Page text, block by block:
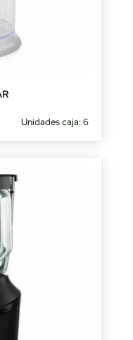
Unidades caja: 6